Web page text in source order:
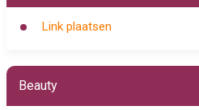
Link plaatsen
Beauty